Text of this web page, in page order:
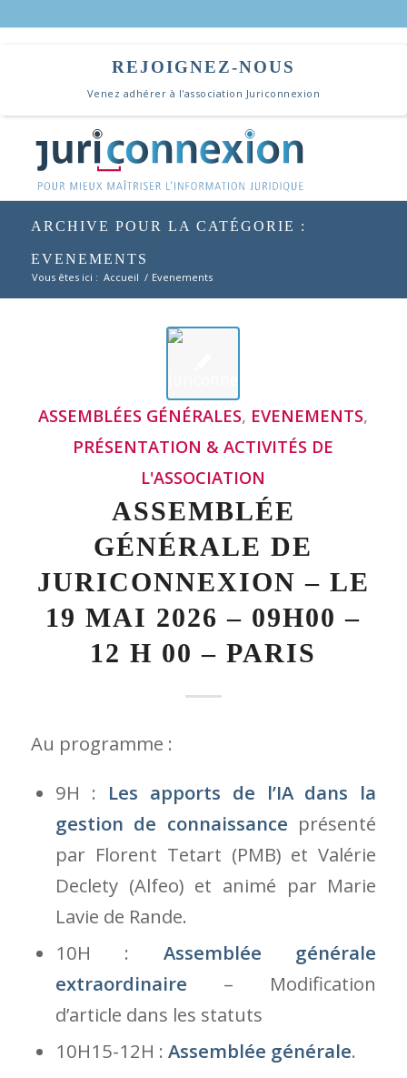
REJOIGNEZ-NOUS
Venez adhérer à l'association Juriconnexion
ARCHIVE POUR LA CATÉGORIE :
EVENEMENTS
Vous êtes ici : Accueil / Evenements
ASSEMBLÉES GÉNÉRALES, EVENEMENTS,
PRÉSENTATION & ACTIVITÉS DE
L'ASSOCIATION
ASSEMBLÉE
GÉNÉRALE DE
JURICONNEXION – LE
19 MAI 2026 – 09H00 –
12 H 00 – PARIS
Au programme :
9H : Les apports de l’IA dans la
gestion de connaissance présenté
par Florent Tetart (PMB) et Valérie
Declety (Alfeo) et animé par Marie
Lavie de Rande.
10H : Assemblée générale
extraordinaire – Modification
d’article dans les statuts
10H15-12H : Assemblée générale.